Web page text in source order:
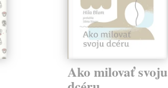
Ako milovať svoju